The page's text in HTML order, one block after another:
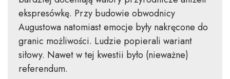
ekspresówkę. Przy budowie obwodnicy
Augustowa natomiast emocje były nakręcone do
granic możliwości. Ludzie popierali wariant
siłowy. Nawet w tej kwestii było (nieważne)
referendum.